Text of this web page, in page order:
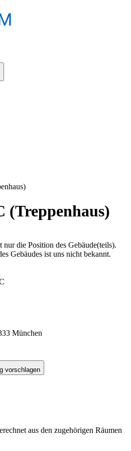
(Treppenhaus)
die Position des Gebäude(teils).
Gebäudes ist uns nicht bekannt.
München
vorschlagen
aus den zugehörigen Räumen